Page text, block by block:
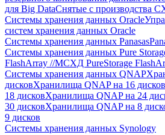
для Big DataСнятые с производства
Системы хранения данных Oracle
систем хранения данных Oracle
Системы хранения данных Panasas
Системы хранения данных Pure
FlashArray //MСХД PureStorage
Системы хранения данных QNAP
дисковХранилища QNAP на 16 дисков
18 дисковХранилища QNAP на 24
30 дисковХранилища QNAP на 8
9 дисков
Системы хранения данных Synology